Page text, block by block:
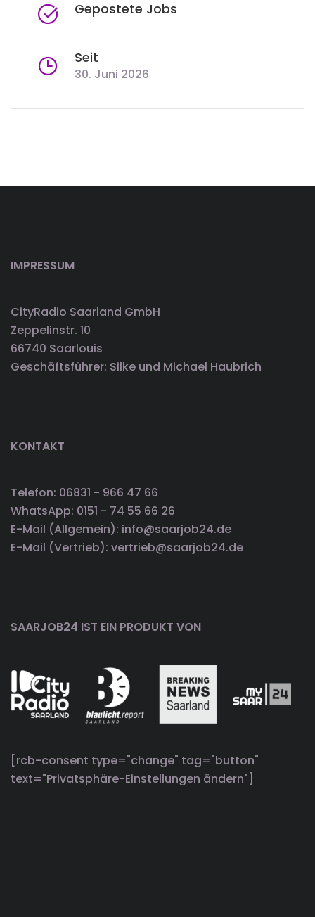
Gepostete Jobs
Seit
30. Juni 2026
IMPRESSUM
CityRadio Saarland GmbH
Zeppelinstr. 10
66740 Saarlouis
Geschäftsführer: Silke und Michael Haubrich
KONTAKT
Telefon: 06831 - 966 47 66
WhatsApp: 0151 - 74 55 66 26
E-Mail (Allgemein): info@saarjob24.de
E-Mail (Vertrieb): vertrieb@saarjob24.de
SAARJOB24 IST EIN PRODUKT VON
[rcb-consent type="change" tag="button"
text="Privatsphäre-Einstellungen ändern"]